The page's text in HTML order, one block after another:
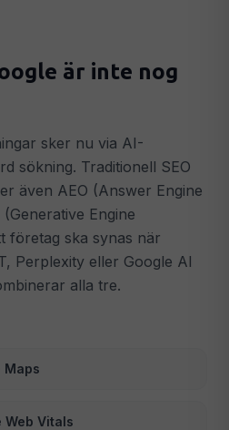
runt
sparar tid
tillväxt
teknisk support
är inte nog
sker nu via AI-
sökning. Traditionell SEO
även AEO (Answer Engine
Engine
företag ska synas när
Perplexity eller Google AI
alla tre.
Maps
Web Vitals